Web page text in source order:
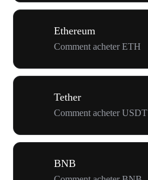
Ethereum
Comment acheter ETH
Tether
Comment acheter USDT
BNB